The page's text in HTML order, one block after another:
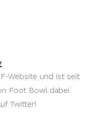
Website und ist seit
Foot Bowl dabei.
Twitter!